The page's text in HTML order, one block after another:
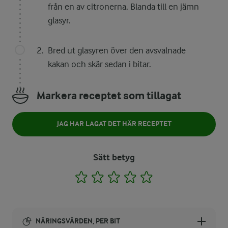
från en av citronerna. Blanda till en jämn
glasyr.
Bred ut glasyren över den avsvalnade
kakan och skär sedan i bitar.
Markera receptet som tillagat
JAG HAR LAGAT DET HÄR RECEPTET
Sätt betyg
1 2 3 4
NÄRINGSVÄRDEN, PER BIT